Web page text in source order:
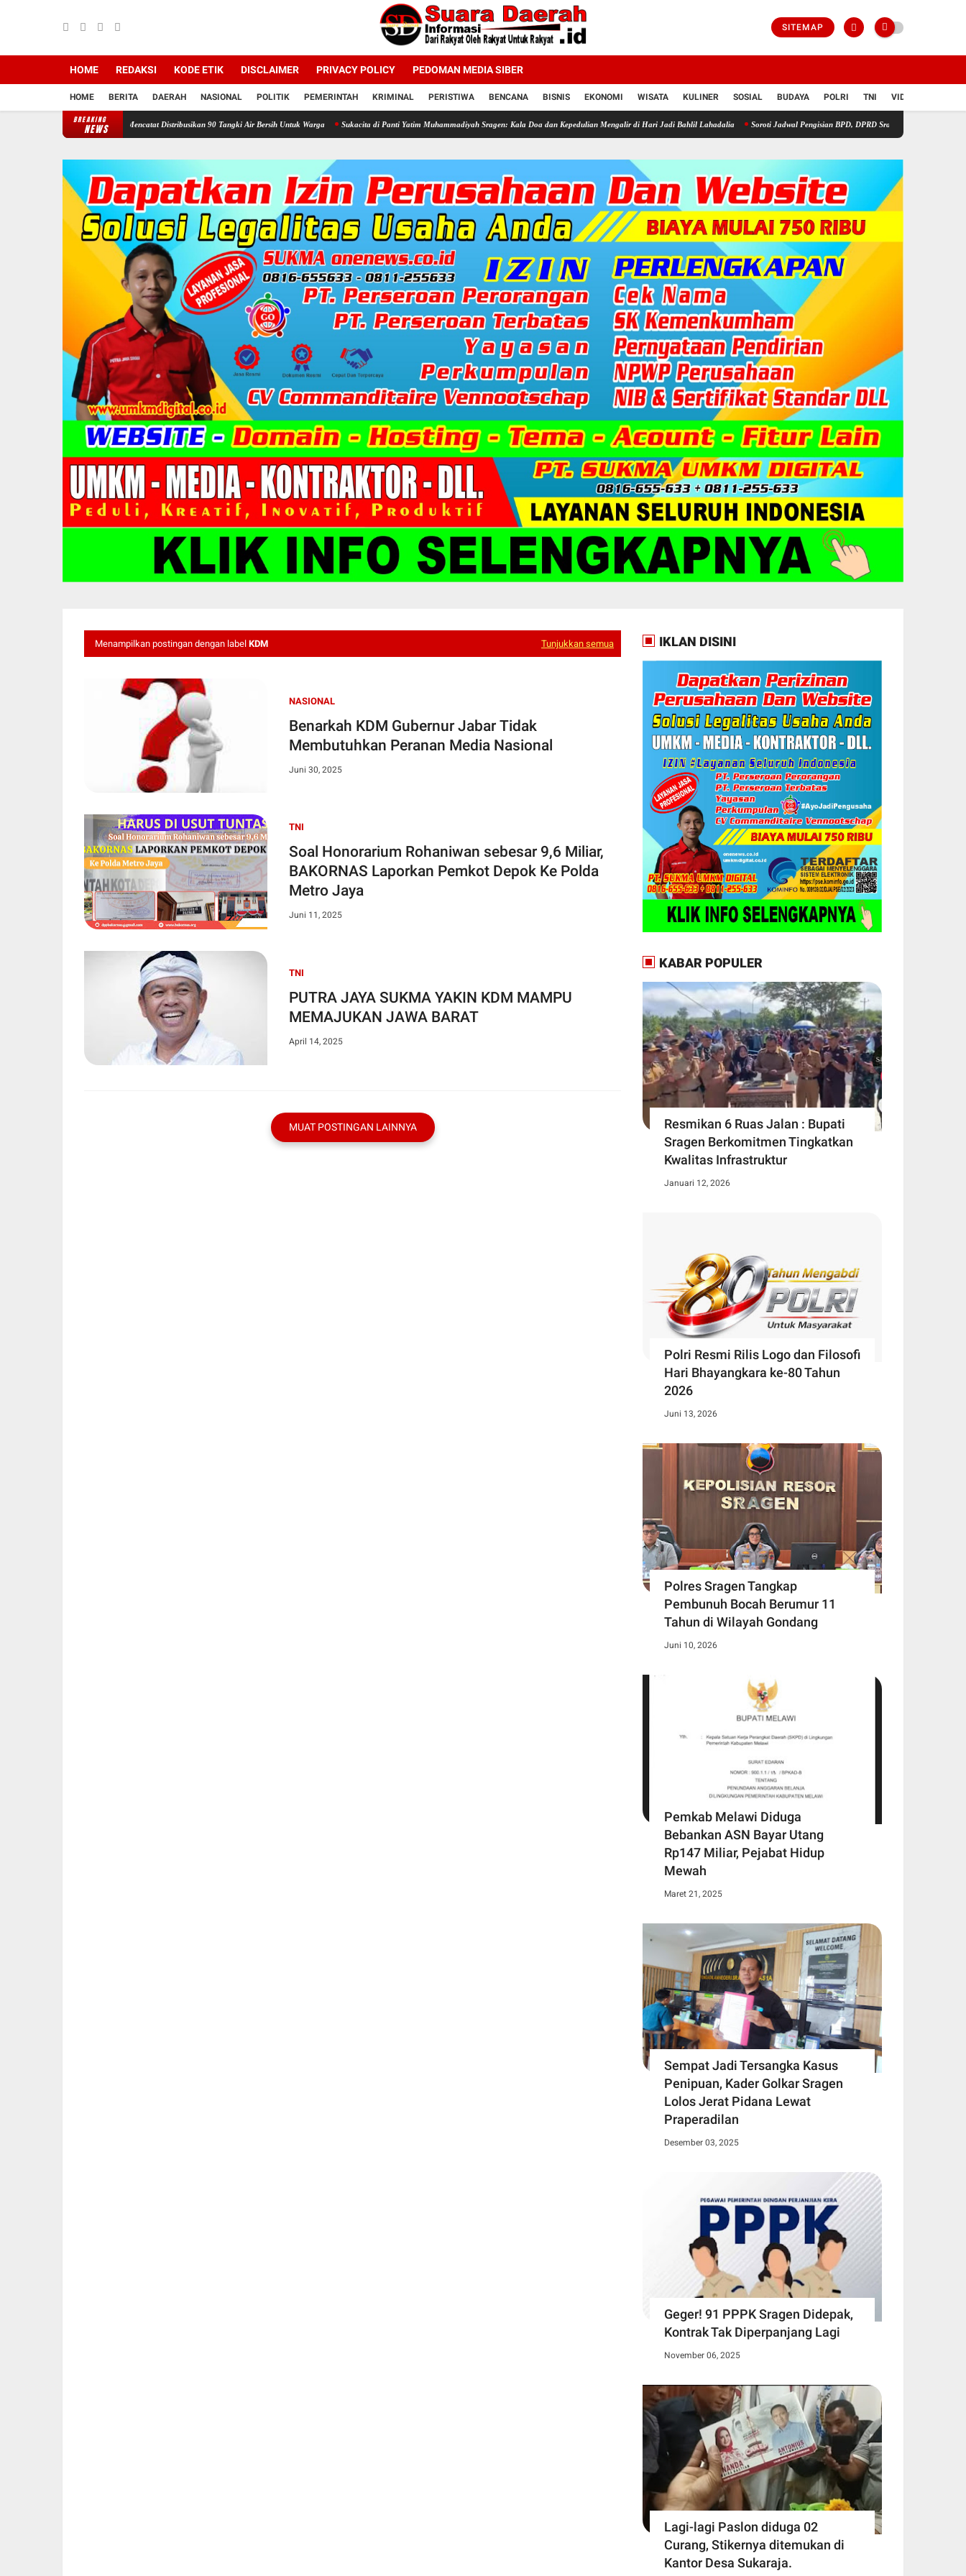
SITEMAP
HOME REDAKSI KODE ETIK DISCLAIMER PRIVACY POLICY PEDOMAN MEDIA SIBER
HOME BERITA DAERAH NASIONAL POLITIK PEMERINTAH KRIMINAL PERISTIWA BENCANA BISNIS EKONOMI WISATA KULINER SOSIAL BUDAYA POLRI TNI VIDIO
BREAKING
NEWS
Ganefo Tangen Mencatat Distribusikan 90 Tangki Air Bersih Untuk Warga Sukacita di Panti Yatim Muhammadiyah Sragen: Kala Doa dan Kepedulian Mengalir di Hari Jadi Bahlil Lahadalia Soroti Jadwal Pengisian BPD, DPRD Sragen Waspadai Potensi Cacat Hukum
Menampilkan postingan dengan label KDM Tunjukkan semua
NASIONAL
Benarkah KDM Gubernur Jabar Tidak
Membutuhkan Peranan Media Nasional
Juni 30, 2025
TNI
Soal Honorarium Rohaniwan sebesar 9,6 Miliar,
BAKORNAS Laporkan Pemkot Depok Ke Polda
Metro Jaya
Juni 11, 2025
TNI
PUTRA JAYA SUKMA YAKIN KDM MAMPU
MEMAJUKAN JAWA BARAT
April 14, 2025
MUAT POSTINGAN LAINNYA
IKLAN DISINI
KABAR POPULER
Resmikan 6 Ruas Jalan : Bupati
Sragen Berkomitmen Tingkatkan
Kwalitas Infrastruktur
Januari 12, 2026
Polri Resmi Rilis Logo dan Filosofi
Hari Bhayangkara ke-80 Tahun
2026
Juni 13, 2026
Polres Sragen Tangkap
Pembunuh Bocah Berumur 11
Tahun di Wilayah Gondang
Juni 10, 2026
Pemkab Melawi Diduga
Bebankan ASN Bayar Utang
Rp147 Miliar, Pejabat Hidup
Mewah
Maret 21, 2025
Sempat Jadi Tersangka Kasus
Penipuan, Kader Golkar Sragen
Lolos Jerat Pidana Lewat
Praperadilan
Desember 03, 2025
Geger! 91 PPPK Sragen Didepak,
Kontrak Tak Diperpanjang Lagi
November 06, 2025
Lagi-lagi Paslon diduga 02
Curang, Stikernya ditemukan di
Kantor Desa Sukaraja.